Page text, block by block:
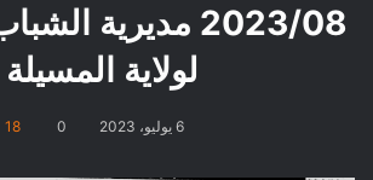
2023/08 مديرية
لولاية المسيلة
6 يوليو، 2023 0
18